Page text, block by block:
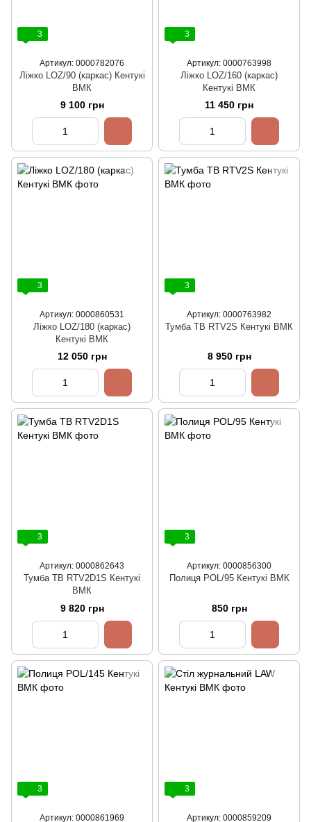
3
Артикул: 0000782076
Ліжко LOZ/90 (каркас) Кентукі
ВМК
9 100 грн
3
Артикул: 0000763998
Ліжко LOZ/160 (каркас)
Кентукі ВМК
11 450 грн
3
Артикул: 0000860531
Ліжко LOZ/180 (каркас)
Кентукі ВМК
12 050 грн
3
Артикул: 0000763982
Тумба ТВ RTV2S Кентукі ВМК
8 950 грн
3
Артикул: 0000862643
Тумба ТВ RTV2D1S Кентукі
ВМК
9 820 грн
3
Артикул: 0000856300
Полиця POL/95 Кентукі ВМК
850 грн
3
Артикул: 0000861969
3
Артикул: 0000859209